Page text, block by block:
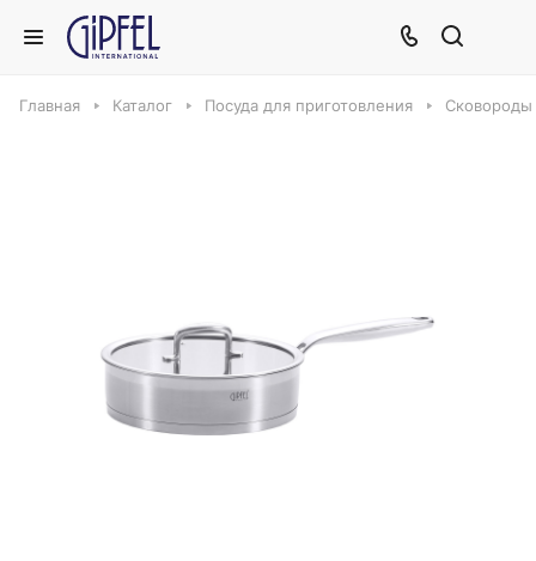
Главная Каталог Посуда для приготовления Сковороды